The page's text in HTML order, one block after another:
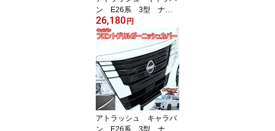
ン E26系 3型 ナロ
ー用 フロントグリルガ
ーニッシュカバーインナ
ー（8P）塗装済 カズク
リエイション
26,180円
アトラッシュ キャラバ
ン E26系 3型 ナロ